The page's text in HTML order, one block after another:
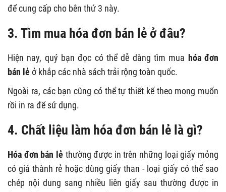
để cung cấp cho bên thứ 3 này.
3. Tìm mua hóa đơn bán lẻ ở đâu?
Hiện nay, quý bạn đọc có thể dễ dàng tìm mua hóa đơn
bán lẻ ở khắp các nhà sách trải rộng toàn quốc.
Ngoài ra, các bạn cũng có thể tự thiết kế theo mong muốn
rồi in ra để sử dụng.
4. Chất liệu làm hóa đơn bán lẻ là gì?
Hóa đơn bán lẻ thường được in trên những loại giấy mỏng
có giá thành rẻ hoặc dùng giấy than - loại giấy có thể sao
chép nội dung sang nhiều liên giấy sau thường được in